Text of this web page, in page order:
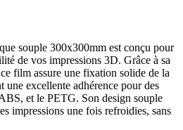
souple 300x300mm est conçu pour
de vos impressions 3D. Grâce à sa
film assure une fixation solide de la
une excellente adhérence pour des
et le PETG. Son design souple
impressions une fois refroidies, sans